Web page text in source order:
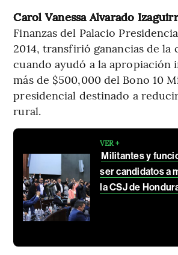
Carol Vanessa Alvarado
Finanzas del Palacio
2014, transfirió ganancias de
cuando ayudó a la apropiación
más de $500,000 del Bono 10
presidencial destinado a
rural.
VER +
Militantes y
ser candidatos a
la CSJ de